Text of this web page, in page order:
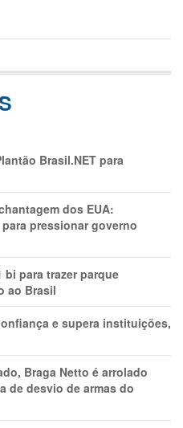
Brasil.NET para
dos EUA:
pressionar governo
bi para trazer parque
ao Brasil
e supera instituições,
Braga Netto é arrolado
de desvio de armas do